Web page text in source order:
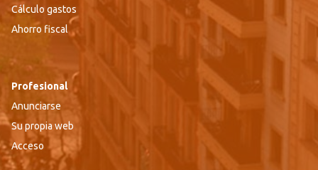
Cálculo gastos
Ahorro fiscal
Profesional
Anunciarse
Su propia web
Acceso